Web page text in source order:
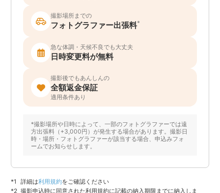
撮影場所までの
フォトグラファー出張料*
急な体調・天候不良でも大丈夫
日時変更料が無料
撮影後でもあんしんの
全額返金保証
適用条件あり
*撮影場所や日時によって、一部のフォトグラファーでは遠
方出張料（+3,000円）が発生する場合があります。撮影日
時・場所・フォトグラファーが該当する場合、申込みフォ
ームでお知らせします。
詳細は利用規約をご確認ください
撮影申込時に同意された利用規約に記載の納入期限までに納入しま